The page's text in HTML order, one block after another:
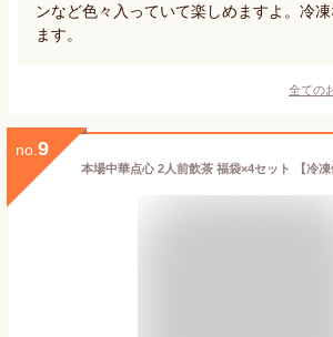
ンなど色々入っていて楽しめますよ。冷
ます。
全ての
no. 9